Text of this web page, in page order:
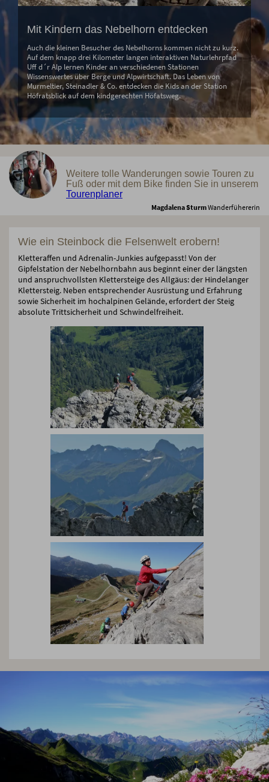
Mit Kindern das Nebelhorn entdecken
Auch die kleinen Besucher des Nebelhorns kommen nicht zu kurz.
Auf dem knapp drei Kilometer langen interaktiven Naturlehrpfad
Uff d´r Alp lernen Kinder an verschiedenen Stationen
Wissenswertes über Berge und Alpwirtschaft. Das Leben von
Murmeltier, Steinadler & Co. entdecken die Kids an der Station
Höfratsblick auf dem kindgerechten Höfatsweg.
Weitere tolle Wanderungen sowie Touren zu
Fuß oder mit dem Bike finden Sie in unserem
Tourenplaner
Magdalena SturmWanderfühererin
Wie ein Steinbock die Felsenwelt erobern!
Kletteraffen und Adrenalin-Junkies aufgepasst! Von der
Gipfelstation der Nebelhornbahn aus beginnt einer der längsten
und anspruchvollsten Klettersteige des Allgäus: der Hindelanger
Klettersteig. Neben entsprechender Ausrüstung und Erfahrung
sowie Sicherheit im hochalpinen Gelände, erfordert der Steig
absolute Trittsicherheit und Schwindelfreiheit.